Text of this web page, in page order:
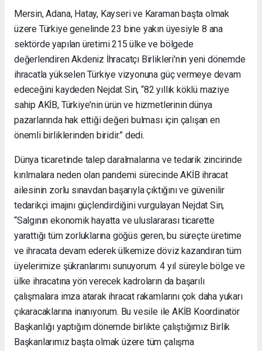
Mersin, Adana, Hatay, Kayseri ve Karaman başta olmak
üzere Türkiye genelinde 23 bine yakın üyesiyle 8 ana
sektörde yapılan üretimi 215 ülke ve bölgede
değerlendiren Akdeniz İhracatçı Birlikleri'nin yeni dönemde
ihracatla yükselen Türkiye vizyonuna güç vermeye devam
edeceğini kaydeden Nejdat Sin, “82 yıllık köklü maziye
sahip AKİB, Türkiye'nin ürün ve hizmetlerinin dünya
pazarlarında hak ettiği değeri bulması için çalışan en
önemli birliklerinden biridir.” dedi.
Dünya ticaretinde talep daralmalarına ve tedarik zincirinde
kırılmalara neden olan pandemi sürecinde AKİB ihracat
ailesinin zorlu sınavdan başarıyla çıktığını ve güvenilir
tedarikçi imajını güçlendirdiğini vurgulayan Nejdat Sin,
“Salgının ekonomik hayatta ve uluslararası ticarette
yarattığı tüm zorluklarına göğüs geren, bu süreçte üretime
ve ihracata devam ederek ülkemize döviz kazandıran tüm
üyelerimize şükranlarımı sunuyorum.4 yıl süreyle bölge ve
ülke ihracatına yön verecek kadroların da başarılı
çalışmalara imza atarak ihracat rakamlarını çok daha yukarı
çıkaracaklarına inanıyorum. Bu vesile ile AKİB Koordinatör
Başkanlığı yaptığım dönemde birlikte çalıştığımız Birlik
Başkanlarımız başta olmak üzere tüm çalışma